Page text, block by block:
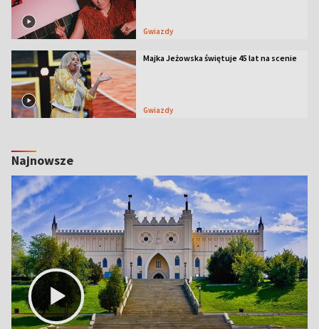
Gwiazdy
Majka Jeżowska świętuje 45 lat na scenie
Gwiazdy
Najnowsze